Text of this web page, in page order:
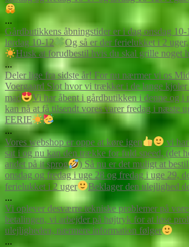
...
Gårdbutikkens åbningstider er i dag onsdag
lørdag 10-12
Og så er der ferielukket i 2
Husk at forudbestil hvis du skal grille noget
...
Deler lige fra sidste år! For nu nærmer vi os
Voergaard Slot hvor vi trækker i de lange
mad
Vi har åbent i gårdbutikken i denne og i
kan nå at få tilsendt vores varer fredag i næste
FERIE
...
Vores webshop er oppe at køre igen
vi
sat i og nu kan den trække for fuld speed, (det
andet på it sprog
)Så nu er det muligt at
onsdag og fredag i uge 28 og fredag i uge 29,
ferielukket i 2 uger
Beklager den ulejlighed
...
Vi oplever desværre tekniske problemer på
betalingen, vi arbejder på højtryk for at løse
ulejligheden, nærmere information følger
...